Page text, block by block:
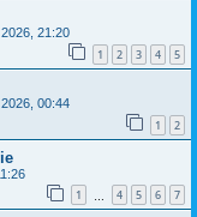
21:20
1 2 3 4 5
00:44
1 2
1 4 5 6 7